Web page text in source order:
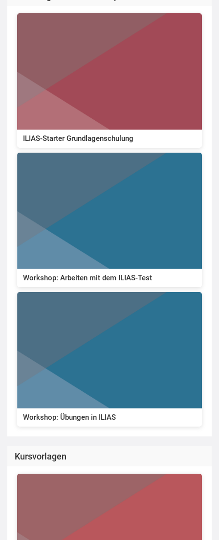
ILIAS-Starter Grundlagenschulung
Workshop: Arbeiten mit dem ILIAS-Test
Workshop: Übungen in ILIAS
Kursvorlagen